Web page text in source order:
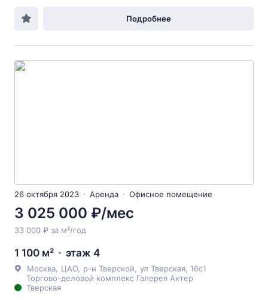
Подробнее
26 октября 2023 Аренда Офисное помещение
3 025 000 ₽/мес
33 000 ₽ за м²/год
1 100 м² этаж 4
Москва ЦАО р-н Тверской ул Тверская , 16с1
Торгово-деловой комплекс Галерея Актер
Тверская